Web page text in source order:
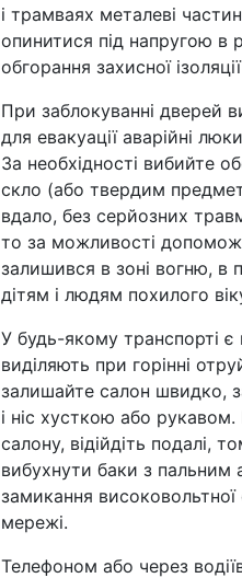
і трамваях металеві
опинитися під напругою в
обгорання захисної
При заблокуванні дверей
для евакуації аварійні
За необхідності вибийте
скло (або твердим
вдало, без серйозних
то за можливості
залишився в зоні вогню, в
дітям і людям похилого
У будь-якому транспорті
виділяють при горінні
залишайте салон швидко,
і ніс хусткою або
салону, відійдіть подалі,
вибухнути баки з пальним
замикання високовольтної
мережі.
Телефоном або через